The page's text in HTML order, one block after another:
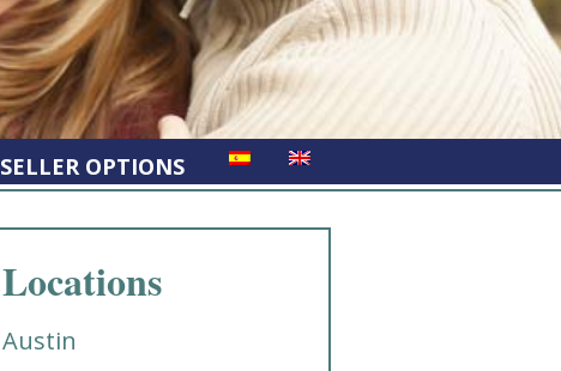
SELLER OPTIONS
Locations
Austin